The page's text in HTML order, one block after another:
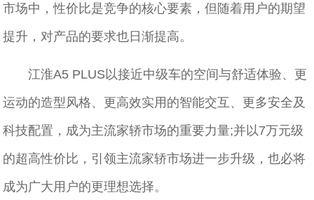
市场中，性价比是竞争的核心要素，但随着用户的期望
提升，对产品的要求也日渐提高。
江淮A5 PLUS以接近中级车的空间与舒适体验、更
运动的造型风格、更高效实用的智能交互、更多安全及
科技配置，成为主流家轿市场的重要力量;并以7万元级
的超高性价比，引领主流家轿市场进一步升级，也必将
成为广大用户的更理想选择。